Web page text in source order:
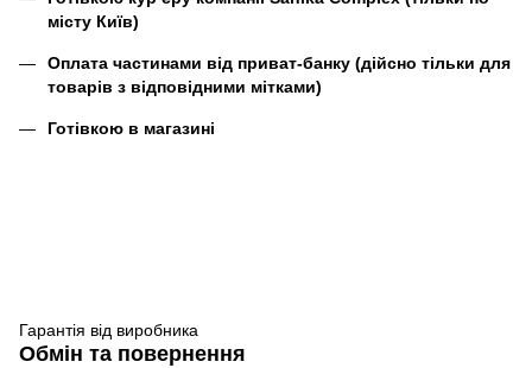
місту Київ)
Оплата частинами від приват-банку (дійсно тільки для
товарів з відповідними мітками)
Готівкою в магазині
Гарантія від виробника
Обмін та повернення